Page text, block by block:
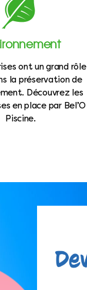
ont un grand rôle
la préservation de
Découvrez les
en place par Bel’O
Piscine.